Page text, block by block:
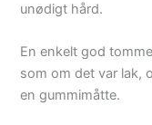
unødigt hård.
En enkelt god
som om det var lak,
en gummimåtte.